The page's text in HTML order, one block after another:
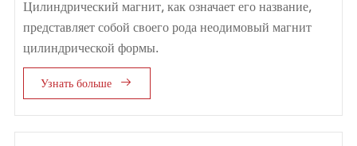
Цилиндрический магнит, как означает его название,
представляет собой своего рода неодимовый магнит
цилиндрической формы.
Узнать больше 